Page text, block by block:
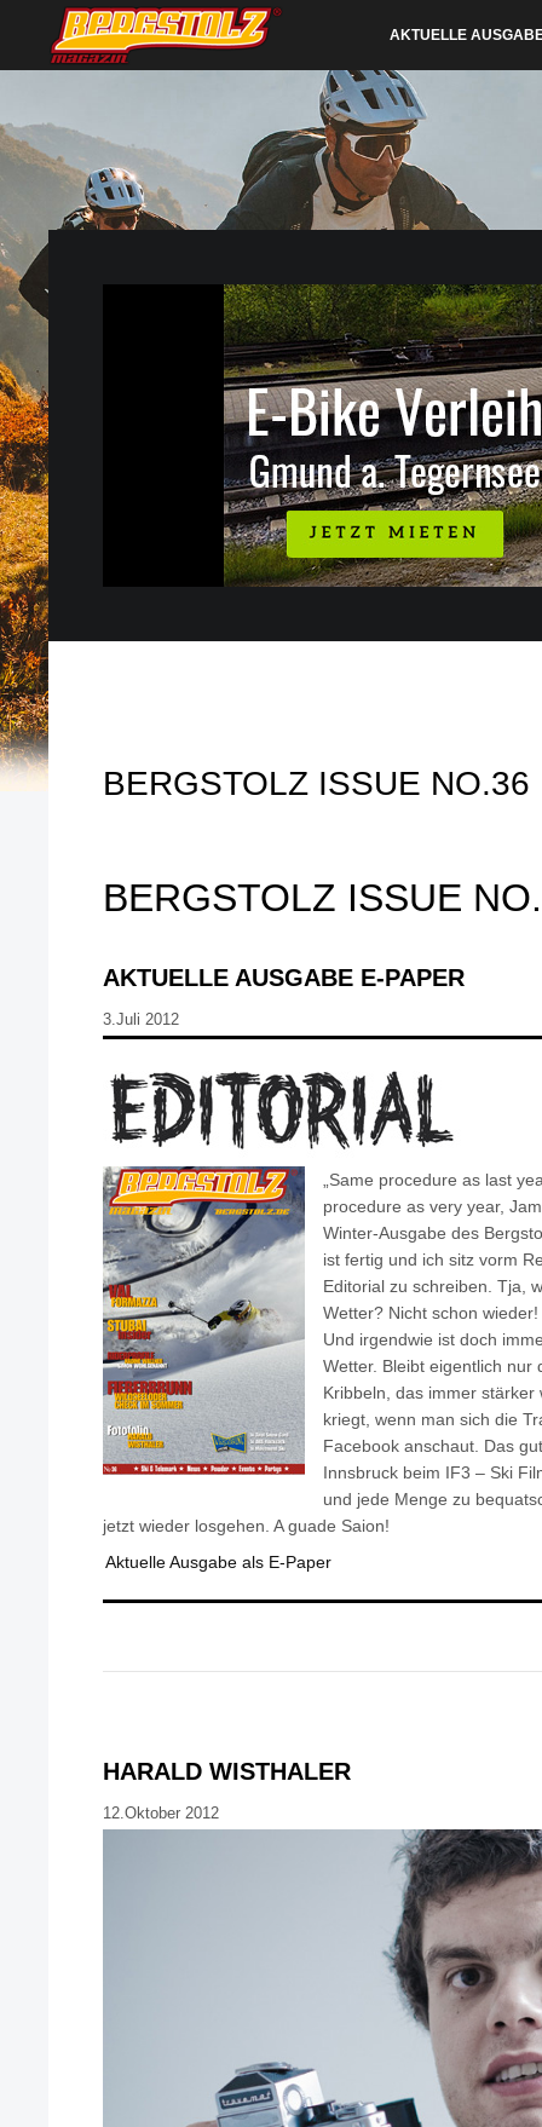
AKTUELLE
BERGSTOLZ ISSUE NO.36
BERGSTOLZ ISSUE
AKTUELLE AUSGABE E-PAPER
3.Juli 2012
„Same procedure as last
procedure as very year,
Winter-Ausgabe des
ist fertig und ich sitz vorm
Editorial zu schreiben. Tja,
Wetter? Nicht schon
Und irgendwie ist doch
Wetter. Bleibt eigentlich nur
Kribbeln, das immer
kriegt, wenn man sich die
Facebook anschaut. Das
Innsbruck beim IF3 – Ski
und jede Menge zu
jetzt wieder losgehen. A guade Saion!
Aktuelle Ausgabe als E-Paper
HARALD WISTHALER
12.Oktober 2012